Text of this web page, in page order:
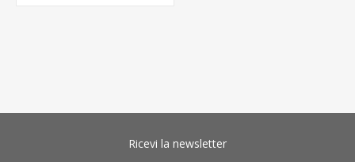
Ricevi la newsletter